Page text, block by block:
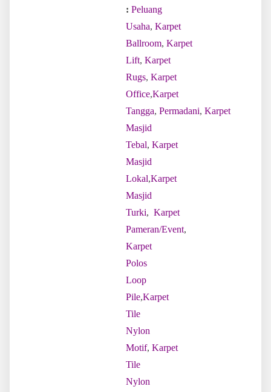
:Peluang
Usaha,Karpet
Ballroom,Karpet
Lift,Karpet
Rugs,Karpet
Office,Karpet
Tangga,Permadani,Karpet
Masjid
Tebal,Karpet
Masjid
Lokal,Karpet
Masjid
Turki,Karpet
Pameran/Event,
Karpet
Polos
Loop
Pile,Karpet
Tile
Nylon
Motif,Karpet
Tile
Nylon